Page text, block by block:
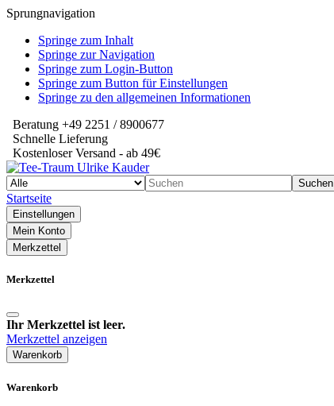
Sprungnavigation
Springe zum Inhalt
Springe zur Navigation
Springe zum Login-Button
Springe zum Button für Einstellungen
Springe zu den allgemeinen Informationen
Beratung +49 2251 / 8900677
Schnelle Lieferung
Kostenloser Versand - ab 49€
Suchen
Startseite
Einstellungen
Mein Konto
Merkzettel
Merkzettel
Ihr Merkzettel ist leer.
Merkzettel anzeigen
Warenkorb
Warenkorb